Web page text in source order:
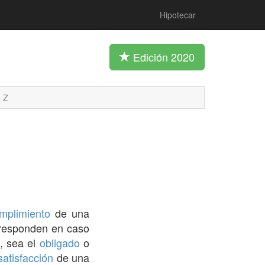
Hipotecar
Edición 2020
Z
de una
en caso
, sea el obligado o
de una